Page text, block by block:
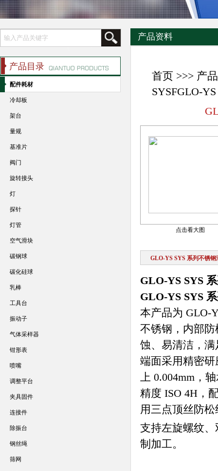
产品资料
首页 >>> 产
SYSFGLO-
点击看大图
GLO-YS SYS 系列不锈
GLO-YS SYS
GLO-YS SYS
本产品为 GLO-
不锈钢，内部防
蚀、易清洁，
端面采用精密研
上 0.004mm，
精度 ISO 4H，
用三点顶丝防
支持左旋螺纹
制加工。
产品目录
配件耗材
冷却板
架台
量规
基准片
阀门
旋转接头
灯
探针
灯管
空气滑块
碳钢球
碳化硅球
乳棒
工具台
振动子
气体采样器
钳形表
喷嘴
调整平台
夹具固件
连接件
除振台
钢丝绳
筛网